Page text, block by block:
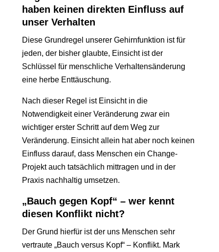
haben keinen direkten Einfluss auf
unser Verhalten
Diese Grundregel unserer Gehirnfunktion ist für
jeden, der bisher glaubte, Einsicht ist der
Schlüssel für menschliche Verhaltensänderung
eine herbe Enttäuschung.
Nach dieser Regel ist Einsicht in die
Notwendigkeit einer Veränderung zwar ein
wichtiger erster Schritt auf dem Weg zur
Veränderung. Einsicht allein hat aber noch keinen
Einfluss darauf, dass Menschen ein Change-
Projekt auch tatsächlich mittragen und in der
Praxis nachhaltig umsetzen.
„Bauch gegen Kopf“ – wer kennt
diesen Konflikt nicht?
Der Grund hierfür ist der uns Menschen sehr
vertraute „Bauch versus Kopf“ – Konflikt. Mark